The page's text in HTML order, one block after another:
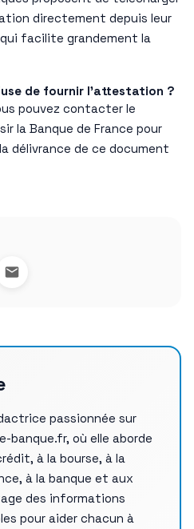
directement depuis leur
facilite grandement la
de fournir l’attestation ?
pouvez contacter le
la Banque de France pour
délivrance de ce document
passionnée sur
banque.fr, où elle aborde
à la bourse, à la
à la banque et aux
des informations
pour aider chacun à